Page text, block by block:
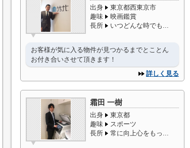
出身
東京都西東京市
趣味
映画鑑賞
長所
いつどんな時でも...
お客様が気に入る物件が見つかるまでとことん
お付き合いさせて頂きます！
詳しく見る
霜田 一樹
出身
東京都
趣味
スポーツ
長所
常に向上心をもっ...